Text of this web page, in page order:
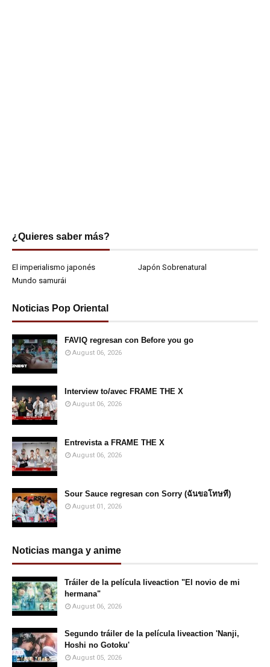
¿Quieres saber más?
El imperialismo japonés
Japón Sobrenatural
Mundo samurái
Noticias Pop Oriental
FAVIQ regresan con Before you go
August 06, 2026
Interview to/avec FRAME THE X
August 06, 2026
Entrevista a FRAME THE X
August 06, 2026
Sour Sauce regresan con Sorry (ฉันขอโทษที)
August 01, 2026
Noticias manga y anime
Tráiler de la película liveaction "El novio de mi
hermana"
August 06, 2026
Segundo tráiler de la película liveaction 'Nanji,
Hoshi no Gotoku'
August 05, 2026